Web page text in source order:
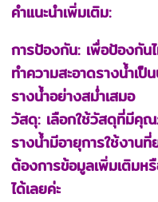
คำแนะนำเพิ่มเติม:
การป้องกัน: เพื่อป้องกัน
ทำความสะอาดรางน้ำเ
รางน้ำอย่างสม่ำเสมอ
วัสดุ: เลือกใช้วัสดุที่มีคุ
รางน้ำมีอายุการใช้งาน
ต้องการข้อมูลเพิ่มเติมห
ได้เลยค่ะ